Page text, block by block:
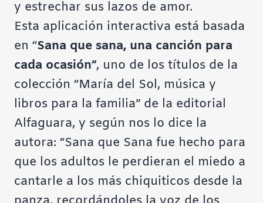
y estrechar sus lazos de amor.
Esta aplicación interactiva está basada
en “Sana que sana, una canción para
cada ocasión”, uno de los títulos de la
colección “María del Sol, música y
libros para la familia” de la editorial
Alfaguara, y según nos lo dice la
autora: “Sana que Sana fue hecho para
que los adultos le perdieran el miedo a
cantarle a los más chiquiticos desde la